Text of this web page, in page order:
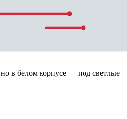
в белом корпусе — под светлые